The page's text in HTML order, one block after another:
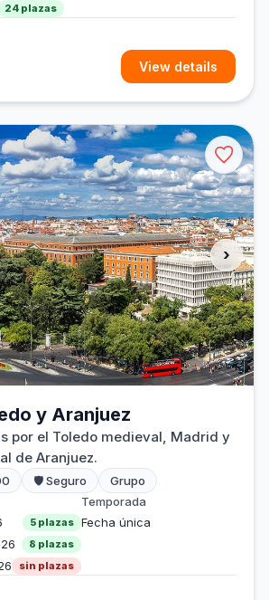
24 plazas
View details
›
y Aranjuez
por el Toledo medieval, Madrid y
de Aranjuez.
🛡 Seguro
Grupo
5 plazas
8 plazas
sin plazas
Temporada
Fecha única